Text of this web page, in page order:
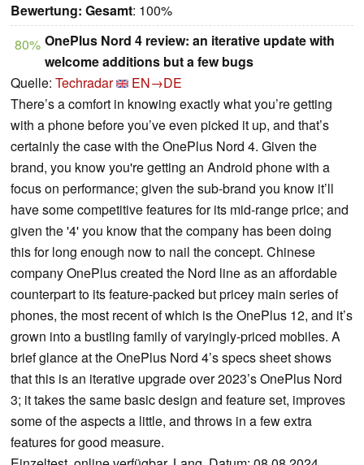
Bewertung: Gesamt: 100%
80% OnePlus Nord 4 review: an iterative update with
welcome additions but a few bugs
Quelle: Techradar
EN→DE
There’s a comfort in knowing exactly what you’re getting
with a phone before you’ve even picked it up, and that’s
certainly the case with the OnePlus Nord 4. Given the
brand, you know you're getting an Android phone with a
focus on performance; given the sub-brand you know it’ll
have some competitive features for its mid-range price; and
given the '4' you know that the company has been doing
this for long enough now to nail the concept. Chinese
company OnePlus created the Nord line as an affordable
counterpart to its feature-packed but pricey main series of
phones, the most recent of which is the OnePlus 12, and it’s
grown into a bustling family of varyingly-priced mobiles. A
brief glance at the OnePlus Nord 4’s specs sheet shows
that this is an iterative upgrade over 2023’s OnePlus Nord
3; it takes the same basic design and feature set, improves
some of the aspects a little, and throws in a few extra
features for good measure.